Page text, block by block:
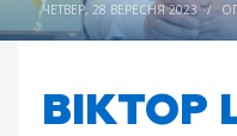
ЧЕТВЕР, 28 ВЕРЕСНЯ 2023 /
ВІКТОР